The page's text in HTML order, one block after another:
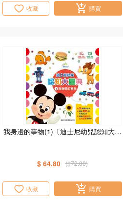
收藏 購買
我身邊的事物(1)〔迪士尼幼兒認知大圖
$ 64.80 ($72.00)
收藏 購買